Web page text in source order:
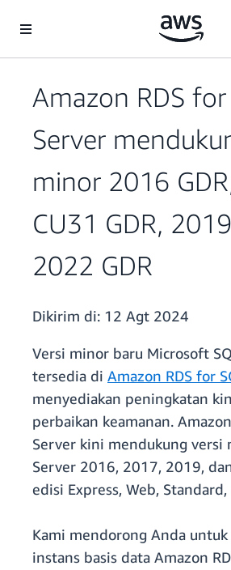
Amazon RDS for
Server
minor 2016
CU31 GDR,
2022 GDR
Dikirim di: 12 Agt 2024
Versi minor baru Microsoft
tersedia di Amazon RDS for
menyediakan peningkatan
perbaikan keamanan.
Server kini mendukung versi
Server 2016, 2017, 2019,
edisi Express, Web,
Kami mendorong Anda
instans basis data Amazon